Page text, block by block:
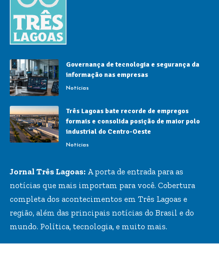
Governança de tecnologia e segurança da
informação nas empresas
Notícias
Três Lagoas bate recorde de empregos
formais e consolida posição de maior polo
industrial do Centro-Oeste
Notícias
Jornal Três Lagoas: A porta de entrada para as
notícias que mais importam para você. Cobertura
completa dos acontecimentos em Três Lagoas e
região, além das principais notícias do Brasil e do
mundo. Política, tecnologia, e muito mais.